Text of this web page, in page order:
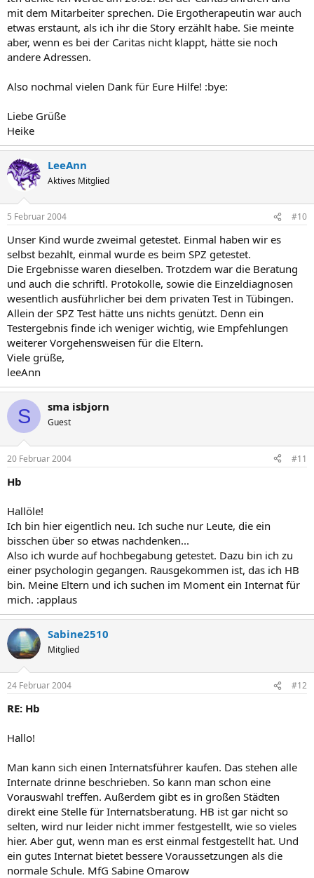
mit dem Mitarbeiter sprechen. Die Ergotherapeutin war auch
etwas erstaunt, als ich ihr die Story erzählt habe. Sie meinte
aber, wenn es bei der Caritas nicht klappt, hätte sie noch
andere Adressen.
Also nochmal vielen Dank für Eure Hilfe! :bye:
Liebe Grüße
Heike
LeeAnn
Aktives Mitglied
5 Februar 2004 #10
Unser Kind wurde zweimal getestet. Einmal haben wir es
selbst bezahlt, einmal wurde es beim SPZ getestet.
Die Ergebnisse waren dieselben. Trotzdem war die Beratung
und auch die schriftl. Protokolle, sowie die Einzeldiagnosen
wesentlich ausführlicher bei dem privaten Test in Tübingen.
Allein der SPZ Test hätte uns nichts genützt. Denn ein
Testergebnis finde ich weniger wichtig, wie Empfehlungen
weiterer Vorgehensweisen für die Eltern.
Viele grüße,
leeAnn
S sma isbjorn
Guest
20 Februar 2004 #11
Hb
Hallöle!
Ich bin hier eigentlich neu. Ich suche nur Leute, die ein
bisschen über so etwas nachdenken...
Also ich wurde auf hochbegabung getestet. Dazu bin ich zu
einer psychologin gegangen. Rausgekommen ist, das ich HB
bin. Meine Eltern und ich suchen im Moment ein Internat für
mich. :applaus
Sabine2510
Mitglied
24 Februar 2004 #12
RE: Hb
Hallo!
Man kann sich einen Internatsführer kaufen. Das stehen alle
Internate drinne beschrieben. So kann man schon eine
Vorauswahl treffen. Außerdem gibt es in großen Städten
direkt eine Stelle für Internatsberatung. HB ist gar nicht so
selten, wird nur leider nicht immer festgestellt, wie so vieles
hier. Aber gut, wenn man es erst einmal festgestellt hat. Und
ein gutes Internat bietet bessere Voraussetzungen als die
normale Schule. MfG Sabine Omarow